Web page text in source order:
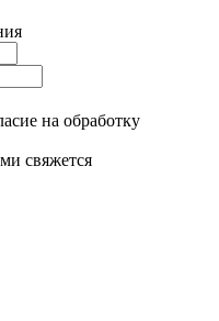
на обработку
свяжется